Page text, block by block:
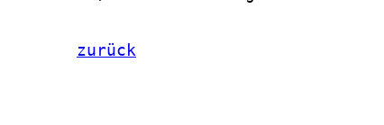
zurück